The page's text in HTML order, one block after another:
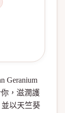
Geranium
你，滋潤護
以天竺葵